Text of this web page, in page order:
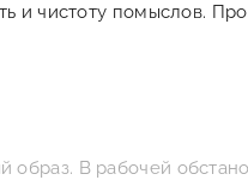
и чистоту помыслов.
В рабочей